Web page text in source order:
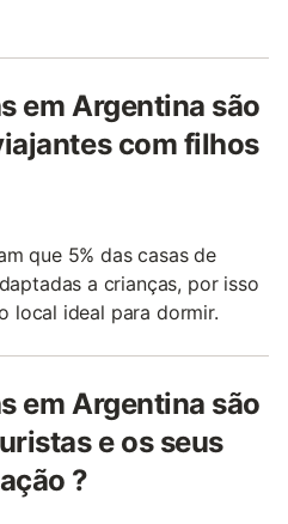
em Argentina são
com filhos
que 5% das casas de
a crianças, por isso
local ideal para dormir.
em Argentina são
e os seus
?